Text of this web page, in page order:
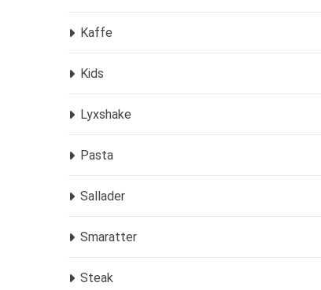
Kaffe
Kids
Lyxshake
Pasta
Sallader
Smaratter
Steak